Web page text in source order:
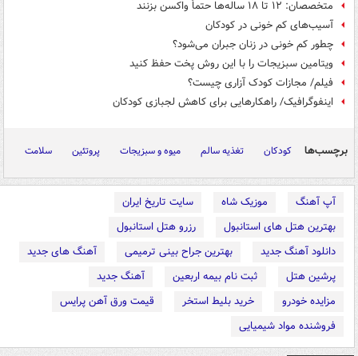
متخصصان: ۱۲ تا ۱۸ ساله‌ها حتماً واکسن بزنند
آسیب‌های کم خونی در کودکان
چطور کم خونی در زنان جبران می‌شود؟
ویتامین سبزیجات را با این روش پخت حفظ کنید
فیلم/ مجازات کودک آزاری چیست؟
اینفوگرافیک/ راهکارهایی برای کاهش لجبازی کودکان
برچسب‌ها کودکان تغذیه سالم میوه و سبزیجات پروتئین سلامت
آپ آهنگ موزیک شاه
سایت تاریخ ایران
بهترین هتل های استانبول
رزرو هتل استانبول
دانلود آهنگ جدید
بهترین جراح بینی ترمیمی
آهنگ های جدید
پرشین هتل
ثبت نام بیمه اربعین
آهنگ جدید
مزایده خودرو
خرید بلیط استخر
قیمت ورق آهن پرایس
فروشنده مواد شیمیایی